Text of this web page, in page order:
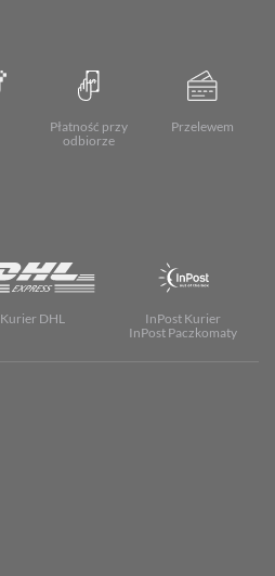
Płatność przy
odbiorze
Przelewem
Kurier DHL
InPost Kurier
InPost Paczkomaty